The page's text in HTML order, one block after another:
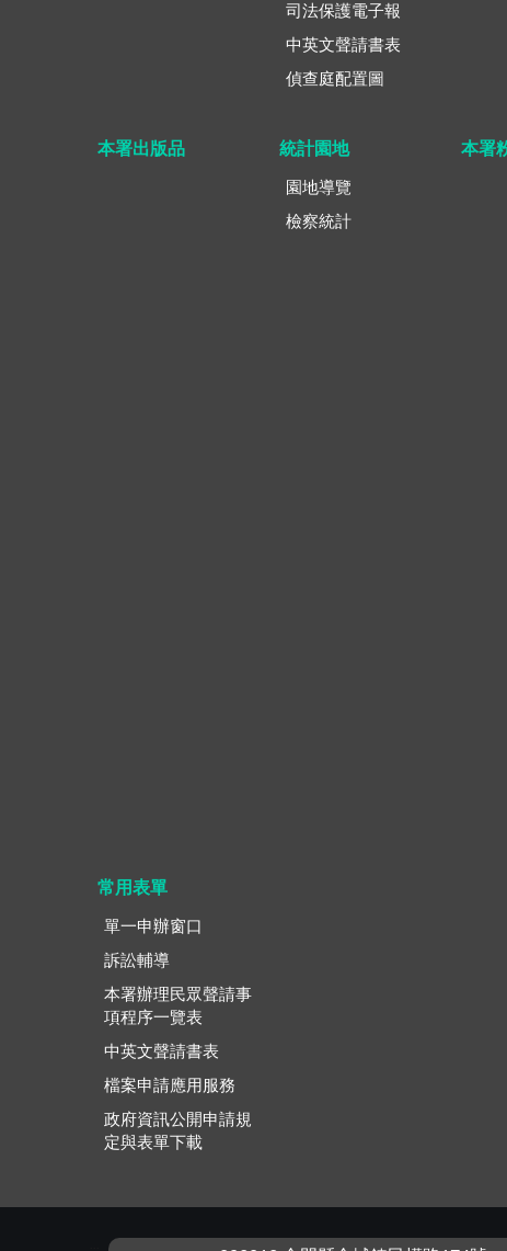
司法保護電子報
中英文聲請書表
偵查庭配置圖
本署出版品 統計園地
園地導覽
檢察統計
本署
常用表單
單一申辦窗口
訴訟輔導
本署辦理民眾聲請事
項程序一覽表
中英文聲請書表
檔案申請應用服務
政府資訊公開申請規
定與表單下載